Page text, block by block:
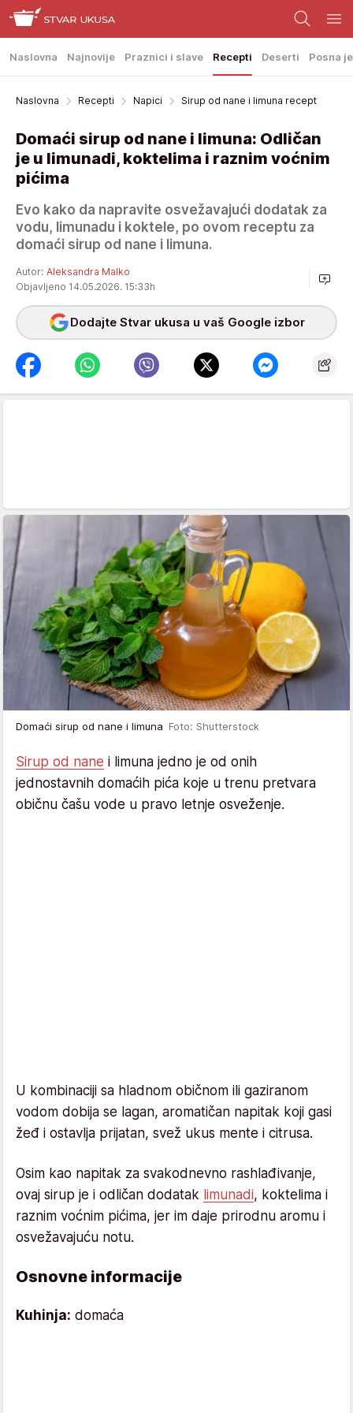
Naslovna Najnovije Praznici i slave Recepti Deserti Posna
Naslovna Recepti Napici Sirup od nane i limuna recept
Domaći sirup od nane i limuna: Odličan
je u limunadi, koktelima i raznim voćnim
pićima
Evo kako da napravite osvežavajući dodatak za
vodu, limunadu i koktele, po ovom receptu za
domaći sirup od nane i limuna.
Autor: Aleksandra Malko
Objavljeno 14.05.2026. 15:33h
Dodajte Stvar ukusa u vaš Google izbor
Domaći sirup od nane i limuna Foto: Shutterstock
Sirup od nane i limuna jedno je od onih
jednostavnih domaćih pića koje u trenu pretvara
običnu čašu vode u pravo letnje osveženje.
U kombinaciji sa hladnom običnom ili gaziranom
vodom dobija se lagan, aromatičan napitak koji gasi
žeđ i ostavlja prijatan, svež ukus mente i citrusa.
Osim kao napitak za svakodnevno rashlađivanje,
ovaj sirup je i odličan dodatak limunadi, koktelima i
raznim voćnim pićima, jer im daje prirodnu aromu i
osvežavajuću notu.
Osnovne informacije
Kuhinja: domaća